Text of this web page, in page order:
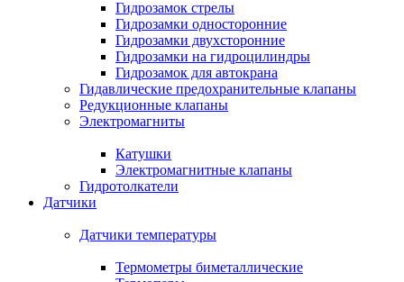
Гидрозамок стрелы
Гидрозамки односторонние
Гидрозамки двухсторонние
Гидрозамки на гидроцилиндры
Гидрозамок для автокрана
Гидавлические предохранительные клапаны
Редукционные клапаны
Электромагниты
Катушки
Электромагнитные клапаны
Гидротолкатели
Датчики
Датчики температуры
Термометры биметаллические